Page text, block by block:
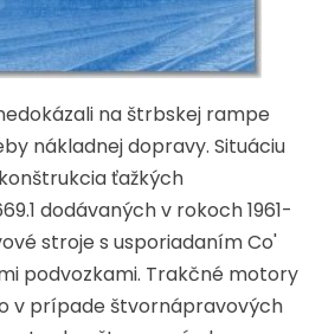
na štrbskej rampe
nákladnej dopravy. Situáciu
ťažkých
dodávaných v rokoch 1961-
stroje s usporiadaním Co'
podvozkami. Trakčné motory
v prípade štvornápravových